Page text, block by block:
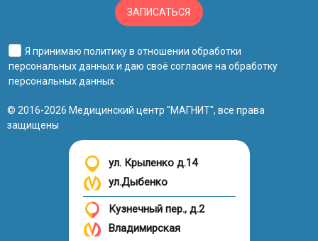
ЗАПИСАТЬСЯ
Я принимаю политику в отношении обработки
персональных данныхи даю своё согласие на обработку
персональных данных
© 2016-2026 Медицинский центр "МАГНИТ", все права
защищены
ул. Крыленко д.14
ул.Дыбенко
Кузнечный пер., д.2
Владимирская